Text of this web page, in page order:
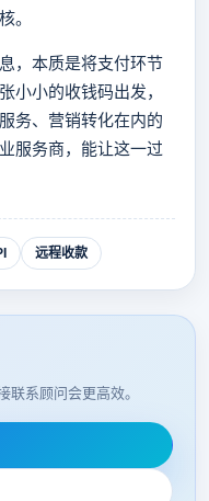
。
本质是将支付环节
小小的收钱码出发，
务、营销转化在内的
服务商，能让这一过
远程收款
联系顾问会更高效。